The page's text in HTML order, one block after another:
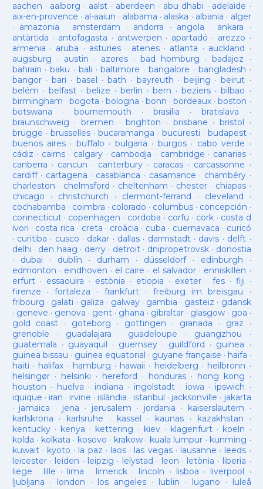
aachen · aalborg · aalst · aberdeen · abu dhabi · adelaide ·
aix-en-provence · al-aaiun · alabama · alaska · albania · alger
· amazonia · amsterdam · andorra · angola · ankara ·
antàrtida · antofagasta · antwerpen · apartadó · arezzo ·
armenia · aruba · asturies· atenes· atlanta · auckland ·
augsburg · austin · azores·bad homburg ·badajoz ·
bahrain ·baku · bali ·baltimore ·bangalore · bangladesh ·
bangor· bari ·basel ·bath · bayreuth ·beijing ·beirut ·
belém · belfast· belize · berlin ·bern ·beziers ·bilbao ·
birmingham · bogota · bologna ·bonn ·bordeaux ·boston ·
botswana · bournemouth ·brasilia ·bratislava ·
braunschweig · bremen ·brighton · brisbane · bristol ·
brugge · brusselles· bucaramanga · bucuresti · budapest·
buenos aires· buffalo · bulgaria · burgos· cabo verde ·
cádiz · cairns· calgary · cambodja · cambridge · canarias·
canberra · cancun · canterbury · caracas · carcassonne ·
cardiff· cartagena · casablanca · casamance · chambéry·
charleston · chelmsford · cheltenham · chester· chiapas ·
chicago · christchurch · clermont-ferrand · cleveland ·
cochabamba · coimbra · colorado · columbus· concepción ·
connecticut· copenhagen · cordoba · corfu · cork · costa d
ivori · costa rica · creta · croàcia · cuba · cuernavaca · curicó
· curitiba · cusco · dakar · dallas · darmstadt· davis · delft ·
delhi · den haag · derry· detroit· dnipropetrovsk· donostia
· dubai · dublín · durham · düsseldorf· edinburgh ·
edmonton · eindhoven · el caire · el salvador · enniskillen ·
erfurt· essaouira · estònia · etiopia · exeter· fes· fiji ·
firenze ·fortaleza · frankfurt· freiburg im breisgau ·
fribourg · galati · galiza · galway· gambia · gasteiz · gdansk
· geneve · genova · gent· ghana · gibraltar· glasgow· goa ·
gold coast · goteborg · gottingen · granada · graz ·
grenoble · guadalajara · guadeloupe · guangzhou ·
guatemala · guayaquil · guernsey· guildford · guinea ·
guinea bissau · guinea equatorial · guyane française · haifa ·
haiti · halifax · hamburg · hawaii · heidelberg · heilbronn ·
helsingør· helsinki · hereford · honduras· hong kong ·
houston · huelva · indiana · ingolstadt· iowa · ipswich ·
iquique · iran · irvine · islàndia · istanbul · jacksonville · jakarta
· jamaica · jena · jerusalem · jordania · kaiserslautern ·
karlskrona · karlsruhe · kassel · kaunas· kazakhstan ·
kentucky· kenya · kettering · kiev· klagenfurt · koeln ·
kolda · kolkata · kosovo · krakow· kuala lumpur · kunming ·
kuwait· kyoto · la paz · laos· las vegas· lausanne · leeds ·
leicester· leiden · leipzig · lelystad · leon · letònia · liberia ·
liege · lille · lima · limerick· lincoln · lisboa · liverpool ·
ljubljana · london · los angeles· lublin · lugano · luleå